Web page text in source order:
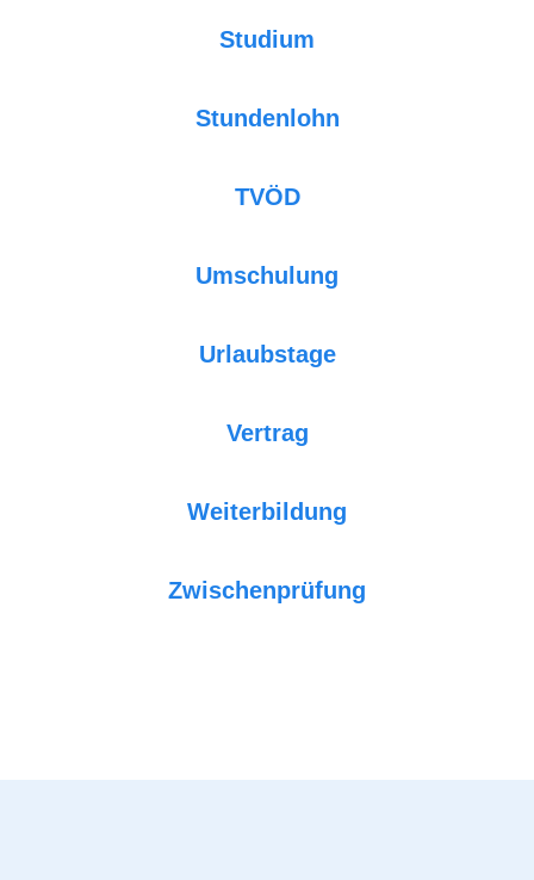
Studium
Stundenlohn
TVÖD
Umschulung
Urlaubstage
Vertrag
Weiterbildung
Zwischenprüfung